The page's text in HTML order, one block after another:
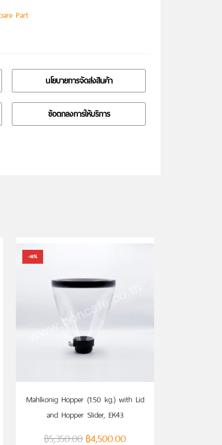
Part
นโยบายการจัดส่งสินค้า
ข้อตกลงการให้บริการ
-16%
Mahlkonig Hopper (1.50 kg.) with Lid
and Hopper Slider, EK43
฿5,350.00 ฿4,500.00